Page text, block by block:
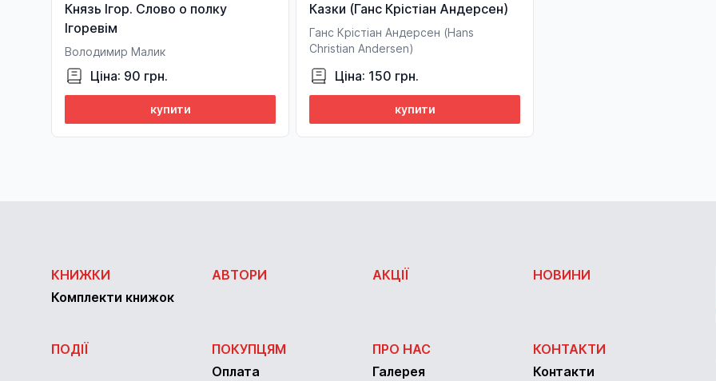
Князь Ігор. Слово о полку
Ігоревім
Володимир Малик
Ціна: 90 грн.
купити
Казки (Ганс Крістіан Андерсен)
Ганс Крістіан Андерсен (Hans
Christian Andersen)
Ціна: 150 грн.
купити
КНИЖКИ
Комплекти книжок
АВТОРИ АКЦІЇ НОВИНИ
ПОДІЇ
ПОКУПЦЯМ
Оплата
ПРО НАС
Галерея
КОНТАКТИ
Контакти